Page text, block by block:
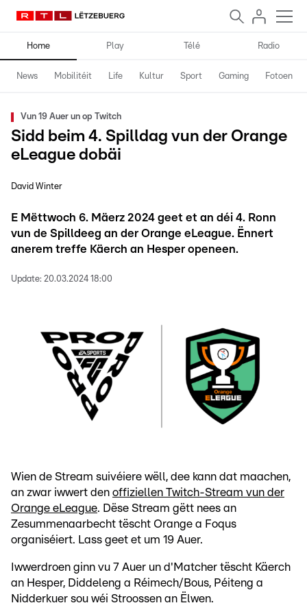
Home Play Télé Radio
News Mobilitéit Life Kultur Sport Gaming Fotoen
Vun 19 Auer un op Twitch
Sidd beim 4. Spilldag vun der Orange
eLeague dobäi
David Winter
E Mëttwoch 6. Mäerz 2024 geet et an déi 4. Ronn
vun de Spilldeeg an der Orange eLeague. Ënnert
anerem treffe Käerch an Hesper openeen.
Update: 20.03.2024 18:00
Wien de Stream suivéiere wëll, dee kann dat maachen,
an zwar iwwert den offiziellen Twitch-Stream vun der
Orange eLeague. Dëse Stream gëtt nees an
Zesummenaarbecht tëscht Orange a Foqus
organiséiert. Lass geet et um 19 Auer.
Iwwerdroen ginn vu 7 Auer un d'Matcher tëscht Käerch
an Hesper, Diddeleng a Réimech/Bous, Péiteng a
Nidderkuer sou wéi Stroossen an Ëlwen.